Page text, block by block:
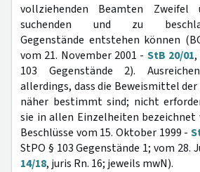
vollziehenden Beamten
suchenden und zu
Gegenstände entstehen können
vom 21. November 2001 - StB 20/01
103 Gegenstände 2).
allerdings, dass die Beweismittel
näher bestimmt sind; nicht
sie in allen Einzelheiten bezeichnet
Beschlüsse vom 15. Oktober 1999 -
StPO § 103 Gegenstände 1; vom 28.
14/18, juris Rn. 16; jeweils mwN).